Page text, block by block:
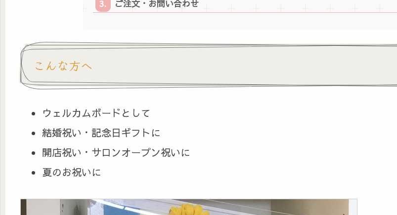
ご注文・お問い合わせ
こんな方へ
ウェルカムボードとして
結婚祝い・記念日ギフトに
開店祝い・サロンオープン祝いに
夏のお祝いに